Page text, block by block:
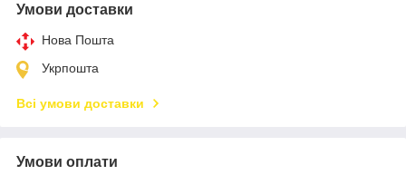
Умови доставки
Нова Пошта
Укрпошта
Всі умови доставки
Умови оплати